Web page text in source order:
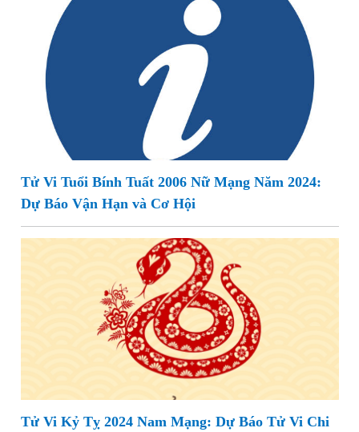
Tử Vi Tuổi Bính Tuất 2006 Nữ Mạng Năm 2024:
Dự Báo Vận Hạn và Cơ Hội
Tử Vi Kỷ Tỵ 2024 Nam Mạng: Dự Báo Tử Vi Chi